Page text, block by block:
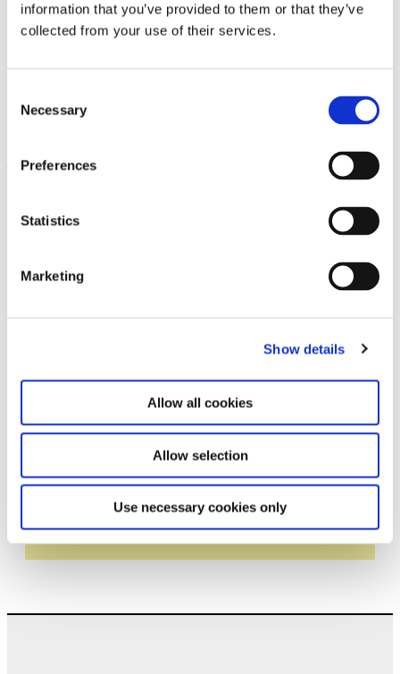
information that you’ve provided to them or that they’ve
collected from your use of their services.
Selection
Necessary
Preferences
Statistics
Marketing
Show details
Allow all cookies
Allow selection
Use necessary cookies only
Environments von
Künstlerinnen 1956 – 1976
8.9.23 – 10.3.24
Leave this field empty
Abonnieren Sie unseren Newsletter
Bleiben Sie auf dem Laufenden und erfahren
Abonnieren
Durch Ihre Anmeldung zum Newsletter stimmen
Sie der Datenschutzerklärung und der AGB zu,